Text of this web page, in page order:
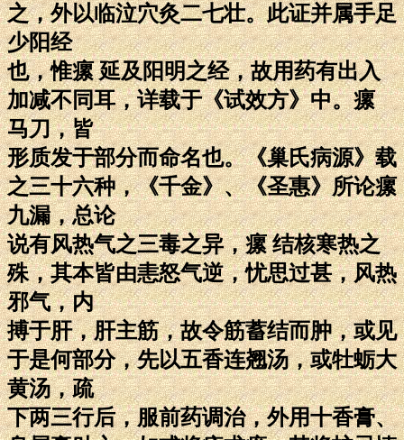
之，外以临泣穴灸二七壮。此证并属手足
少阳经
也，惟瘰 延及阳明之经，故用药有出入
加减不同耳，详载于《试效方》中。瘰
马刀，皆
形质发于部分而命名也。《巢氏病源》载
之三十六种，《千金》、《圣惠》所论瘰
九漏，总论
说有风热气之三毒之异，瘰 结核寒热之
殊，其本皆由恚怒气逆，忧思过甚，风热
邪气，内
搏于肝，肝主筋，故令筋蓄结而肿，或见
于是何部分，先以五香连翘汤，或牡蛎大
黄汤，疏
下两三行后，服前药调治，外用十香膏、